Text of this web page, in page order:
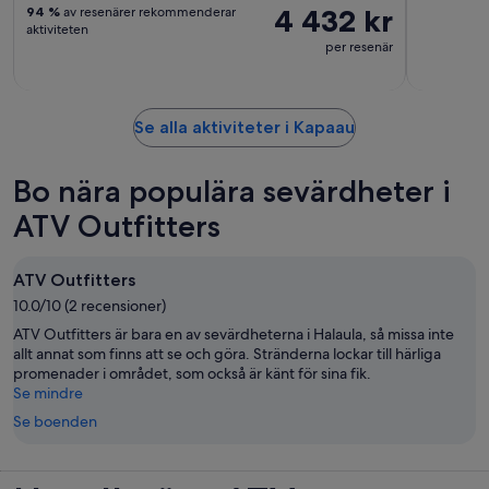
4 432 kr
per resenär
94 % av resenärer rekommenderar
aktiviteten
Se alla aktiviteter i Kapaau
Bo nära populära sevärdheter i
ATV Outfitters
ATV Outfitters
10.0/10 (2 recensioner)
ATV Outfitters är bara en av sevärdheterna i Halaula, så missa inte
allt annat som finns att se och göra. Stränderna lockar till härliga
promenader i området, som också är känt för sina fik.
Se mindre
Se boenden